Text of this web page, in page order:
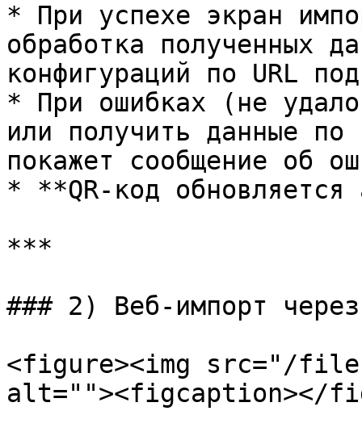
* При успехе экран
обработка полученных
конфигураций по URL
* При ошибках (не
или получить данные по
покажет сообщение об
* **QR-код обновляется
***
### 2) Веб-импорт
<figure><img src="/files/
alt=""><figcaption></